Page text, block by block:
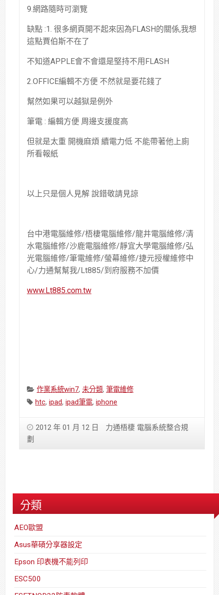
9.網路隨時可瀏覽
缺點 :1. 很多網頁開不起來因為FLASH的關係,我想
這點賈伯斯不在了
不知道APPLE會不會還是堅持不用FLASH
2.OFFICE編輯不方便 不然就是要花錢了
幫然如果可以越獄是例外
筆電 : 編輯方便 周邊支援度高
但就是太重 開機麻煩 續電力低 不能帶著他上廁
所看報紙
以上只是個人見解 說錯敬請見諒
台中港電腦維修/梧棲電腦維修/龍井電腦維修/清
水電腦維修/沙鹿電腦維修/靜宜大學電腦維修/弘
光電腦維修/筆電維修/螢幕維修/捷元授權維修中
心/力通幫幫我/Lt885/到府服務不加價
www.Lt885.com.tw
Categories:
作業系統win7, 未分類, 筆電維修
Tags:
htc, ipad, ipad筆電, iphone
2012 年 01 月 12 日
力通梧棲 電腦系統整合規
劃
分類
AEO歐盟
Asus華碩分享器設定
Epson 印表機不能列印
ESC500